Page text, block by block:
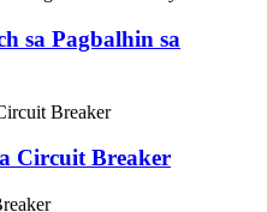
sa Pagbalhin sa
Circuit Breaker